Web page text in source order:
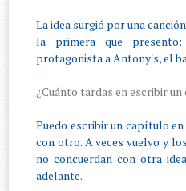
La idea surgió por una
la primera que
protagonista a Antony's, el
¿Cuánto tardas en escribir
Puedo escribir un capítulo
con otro. A veces vuelvo y
no concuerdan con otra
adelante.